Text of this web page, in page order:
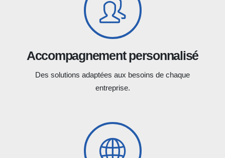
Accompagnement personnalisé
Des solutions adaptées aux besoins de chaque
entreprise.